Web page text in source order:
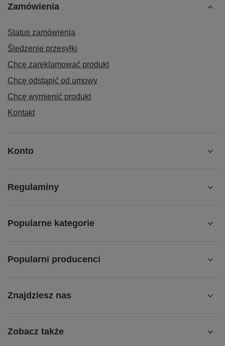
Zamówienia
Status zamówienia
Śledzenie przesyłki
Chcę zareklamować produkt
Chcę odstąpić od umowy
Chcę wymienić produkt
Kontakt
Konto
Regulaminy
Popularne kategorie
Popularni producenci
Znajdziesz nas
Zobacz także